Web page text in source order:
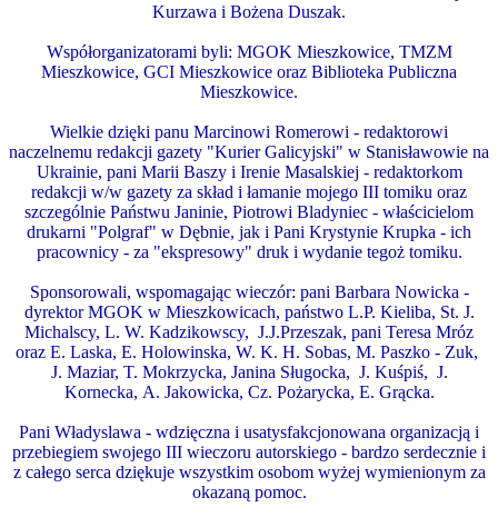
Kurzawa i Bożena Duszak.
Współorganizatorami byli: MGOK Mieszkowice, TMZM
Mieszkowice, GCI Mieszkowice oraz Biblioteka Publiczna
Mieszkowice.
Wielkie dzięki panu Marcinowi Romerowi - redaktorowi
naczelnemu redakcji gazety "Kurier Galicyjski" w Stanisławowie na
Ukrainie, pani Marii Baszy i Irenie Masalskiej - redaktorkom
redakcji w/w gazety za skład i łamanie mojego III tomiku oraz
szczególnie Państwu Janinie, Piotrowi Bladyniec - właścicielom
drukarni "Polgraf" w Dębnie, jak i Pani Krystynie Krupka - ich
pracownicy - za "ekspresowy" druk i wydanie tegoż tomiku.
Sponsorowali, wspomagając wieczór: pani Barbara Nowicka -
dyrektor MGOK w Mieszkowicach, państwo L.P. Kieliba, St. J.
Michalscy, L. W. Kadzikowscy, J.J.Przeszak, pani Teresa Mróz
oraz E. Laska, E. Holowinska, W. K. H. Sobas, M. Paszko - Zuk,
J. Maziar, T. Mokrzycka, Janina Sługocka, J. Kuśpiś, J.
Kornecka, A. Jakowicka, Cz. Pożarycka, E. Grącka.
Pani Władyslawa - wdzięczna i usatysfakcjonowana organizacją i
przebiegiem swojego III wieczoru autorskiego - bardzo serdecznie i
z całego serca dziękuje wszystkim osobom wyżej wymienionym za
okazaną pomoc.